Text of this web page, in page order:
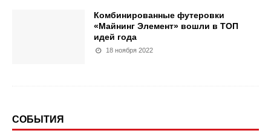
Комбинированные футеровки
«Майнинг Элемент» вошли в ТОП
идей года
18 ноября 2022
СОБЫТИЯ